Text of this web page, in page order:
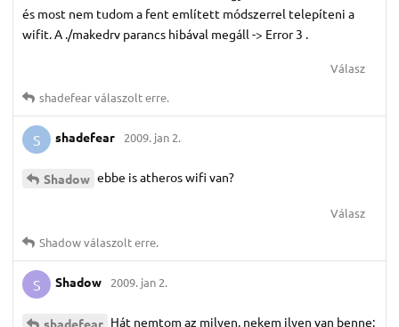
és most nem tudom a fent említett módszerrel telepíteni a
wifit. A ./makedrv parancs hibával megáll -> Error 3 .
Válasz
shadefearválaszolt erre.
S shadefear 2009. jan 2.
Shadow ebbe is atheros wifi van?
Válasz
Shadowválaszolt erre.
S Shadow 2009. jan 2.
shadefear Hát nemtom az milyen, nekem ilyen van benne: